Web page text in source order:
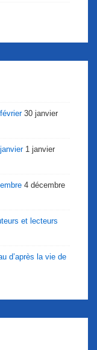
30 janvier
1 janvier
4 décembre
et lecteurs
d’après la vie de